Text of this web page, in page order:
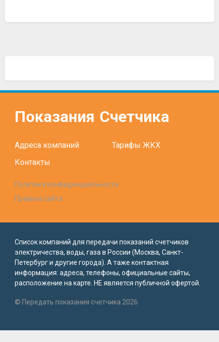
Показания Счетчика
Адреса компаний
Тарифы ЖКХ
Контакты
Политика конфиденциальности
Правила сайта
Список компаний для передачи показаний счетчиков
электричества, воды, газа в России (Москва, Санкт-
Петербург и другие города). А таже контактная
информация: адреса, телефоны, официальные сайты,
расположение на карте. НЕ является публичной офертой.
© Передать показания счетчика 2026